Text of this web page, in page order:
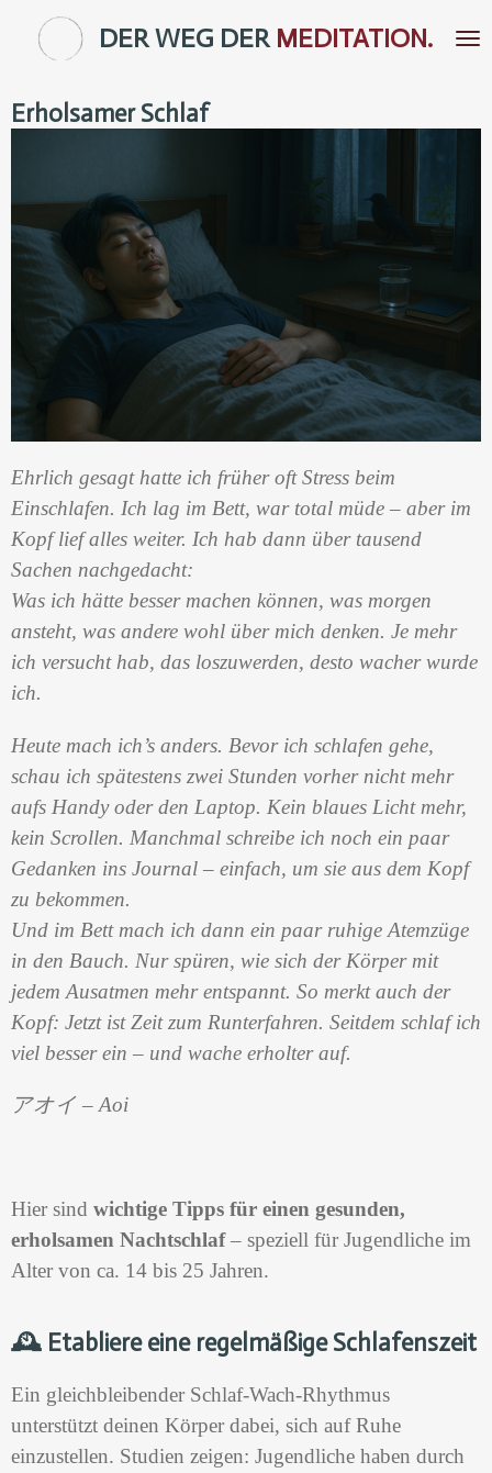
Zum
Hauptinhalt
DER WEG DER MEDITATION.
Erholsamer Schlaf
Ehrlich gesagt hatte ich früher oft Stress beim
Einschlafen. Ich lag im Bett, war total müde – aber im
Kopf lief alles weiter. Ich hab dann über tausend
Sachen nachgedacht:
Was ich hätte besser machen können, was morgen
ansteht, was andere wohl über mich denken. Je mehr
ich versucht hab, das loszuwerden, desto wacher wurde
ich.
Heute mach ich’s anders. Bevor ich schlafen gehe,
schau ich spätestens zwei Stunden vorher nicht mehr
aufs Handy oder den Laptop. Kein blaues Licht mehr,
kein Scrollen. Manchmal schreibe ich noch ein paar
Gedanken ins Journal – einfach, um sie aus dem Kopf
zu bekommen.
Und im Bett mach ich dann ein paar ruhige Atemzüge
in den Bauch. Nur spüren, wie sich der Körper mit
jedem Ausatmen mehr entspannt. So merkt auch der
Kopf: Jetzt ist Zeit zum Runterfahren. Seitdem schlaf ich
viel besser ein – und wache erholter auf.
アオイ – Aoi
Hier sind wichtige Tipps für einen gesunden,
erholsamen Nachtschlaf– speziell für Jugendliche im
Alter von ca. 14 bis 25 Jahren.
🕰️ Etabliere eine regelmäßige Schlafenszeit
Ein gleichbleibender Schlaf-Wach-Rhythmus
unterstützt deinen Körper dabei, sich auf Ruhe
einzustellen. Studien zeigen: Jugendliche haben durch